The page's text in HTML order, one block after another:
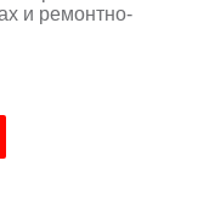
и ремонтно-